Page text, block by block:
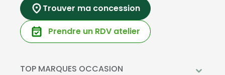
Trouver ma concession
Prendre un RDV atelier
TOP MARQUES OCCASION